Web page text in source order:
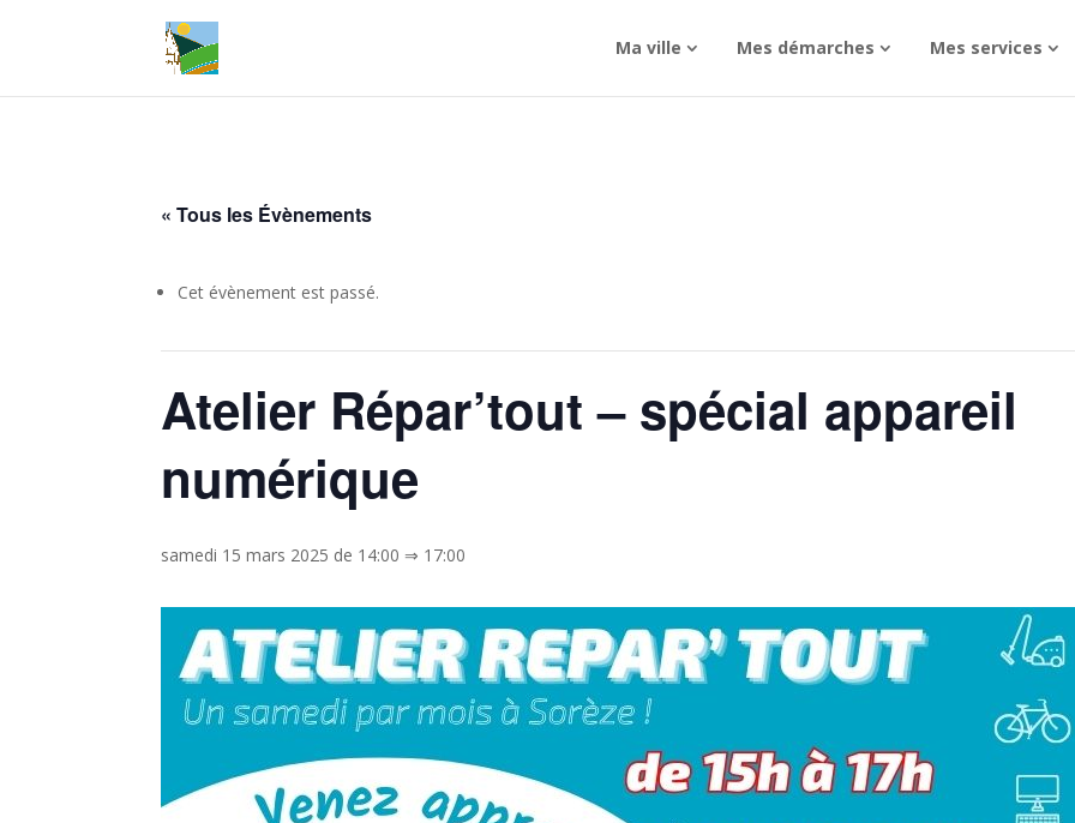
Ma ville Mes démarches Mes services
« Tous les Évènements
Cet évènement est passé.
Atelier Répar’tout – spécial appareil
numérique
samedi 15 mars 2025 de 14:00 ⇒ 17:00